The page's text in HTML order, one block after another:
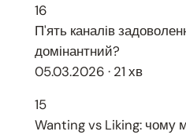
16
П'ять каналів
домінантний?
05.03.2026 · 21 хв
15
Wanting vs Liking: чому